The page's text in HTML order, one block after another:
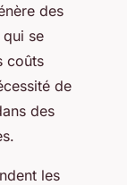
des
se
coûts
de
des
les